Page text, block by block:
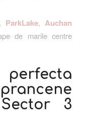
, ParkLake,Auchan
de marile centre
3